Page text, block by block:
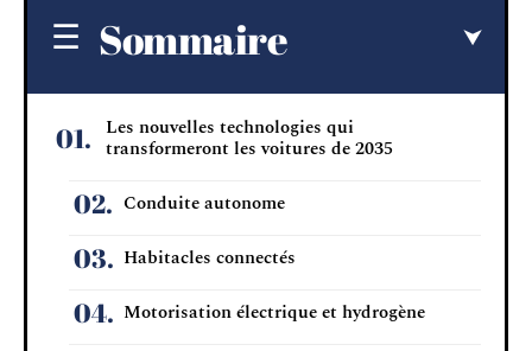
Sommaire
Les nouvelles technologies qui
transformeront les voitures de 2035
Conduite autonome
Habitacles connectés
Motorisation électrique et hydrogène